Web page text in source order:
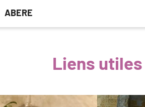
ABERE
Liens utiles